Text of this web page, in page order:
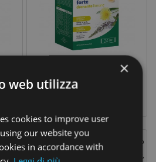
Diurerbe Forte Limone 24 Pocket Drink
14,63 € Prezzo
-30%
-30%
Prezzo Scontato
×
web utilizza
cookies to improve user
our website you
in accordance with